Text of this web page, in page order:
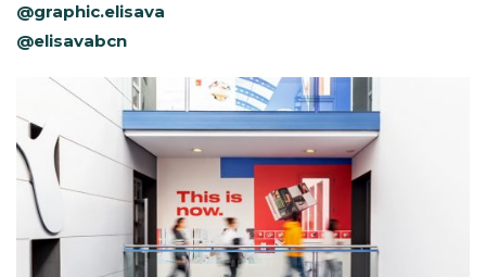
@graphic.elisava
@elisavabcn